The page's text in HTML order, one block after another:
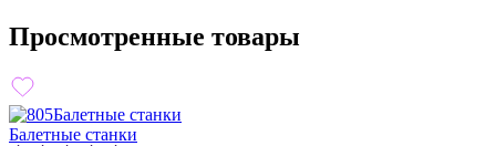
Просмотренные товары
Балетные станки